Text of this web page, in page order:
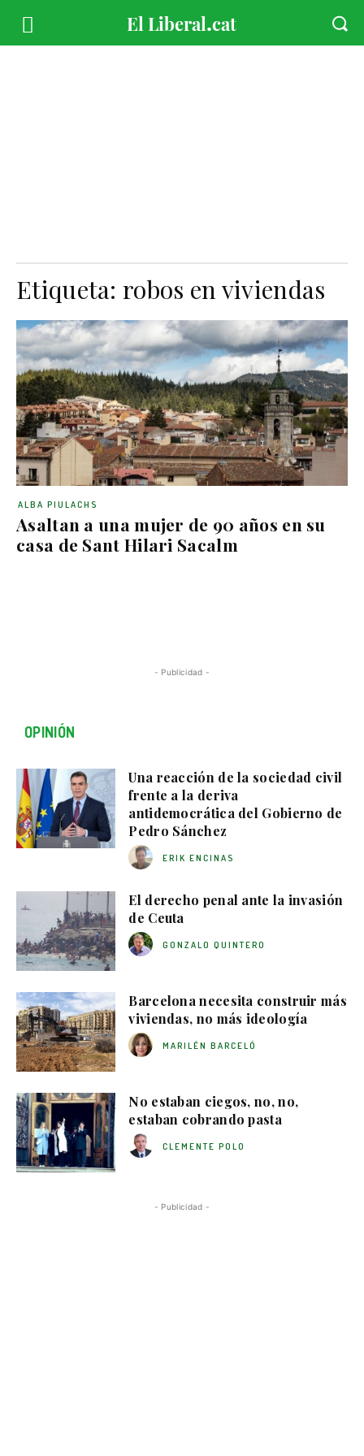
Etiqueta:robos en viviendas
Asaltan a una mujer de 90 años en su
casa de Sant Hilari Sacalm
ALBA PIULACHS
- Publicidad -
OPINIÓN
Una reacción de la sociedad civil
frente a la deriva
antidemocrática del Gobierno de
Pedro Sánchez
ERIK ENCINAS
El derecho penal ante la invasión
de Ceuta
GONZALO QUINTERO
Barcelona necesita construir más
viviendas, no más ideología
MARILÉN BARCELÓ
No estaban ciegos, no, no,
estaban cobrando pasta
CLEMENTE POLO
- Publicidad -